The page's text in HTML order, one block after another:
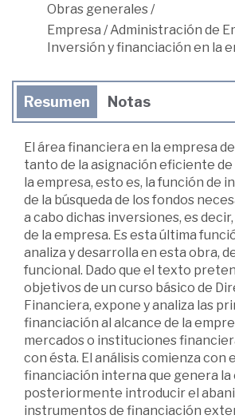
Obras generales /
Empresa /Administración de
Inversión y financiación en la
Resumen Notas
El área financiera en la empresa
tanto de la asignación eficiente de
la empresa, esto es, la función de
de la búsqueda de los fondos
a cabo dichas inversiones, es
de la empresa. Es esta última
analiza y desarrolla en esta obra,
funcional. Dado que el texto
objetivos de un curso básico de
Financiera, expone y analiza las
financiación al alcance de la
mercados o instituciones
con ésta. El análisis comienza con
financiación interna que genera la
posteriormente introducir el
instrumentos de financiación